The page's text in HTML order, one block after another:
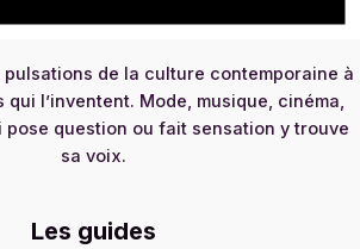
pulsations de la culture contemporaine à
l’inventent. Mode, musique, cinéma,
pose question ou fait sensation y trouve
sa voix.
Les guides